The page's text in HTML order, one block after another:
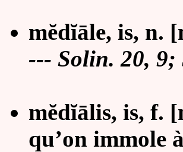
mĕdĭāle, is, n.
--- Solin. 20, 9;
mĕdĭālis, is, f.
qu’on immole